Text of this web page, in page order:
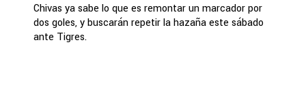
Chivas ya sabe lo que es remontar un marcador por
dos goles, y buscarán repetir la hazaña este sábado
ante Tigres.